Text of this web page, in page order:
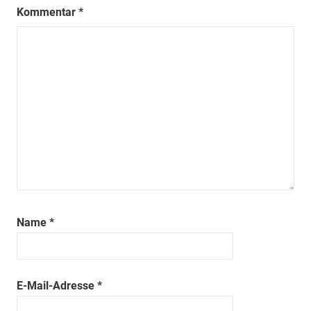
Kommentar *
Name *
E-Mail-Adresse *